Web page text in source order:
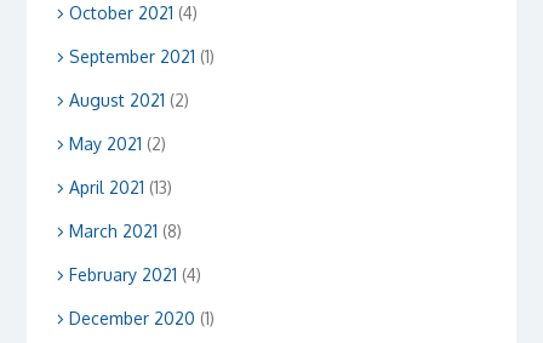
October 2021 (4)
September 2021 (1)
August 2021 (2)
May 2021 (2)
April 2021 (13)
March 2021 (8)
February 2021 (4)
December 2020 (1)